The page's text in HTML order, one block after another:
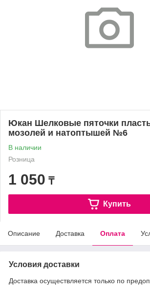
Юкан Шелковые пяточки
мозолей и натоптышей №6
В наличии
Розница
1 050 ₸
Купить
Описание Доставка Оплата
Условия доставки
Доставка осуществляется только по